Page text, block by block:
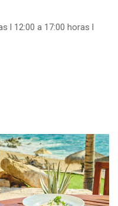
l 12:00 a 17:00 horas l